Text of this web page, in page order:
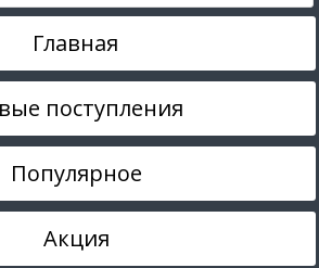
Главная
поступления
Популярное
Акция